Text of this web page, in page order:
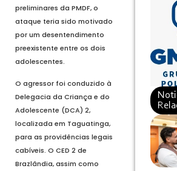
preliminares da PMDF, o
ataque teria sido motivado
por um desentendimento
preexistente entre os dois
adolescentes.
O agressor foi conduzido à
Delegacia da Criança e do
Adolescente (DCA) 2,
localizada em Taguatinga,
para as providências legais
cabíveis. O CED 2 de
Brazlândia, assim como